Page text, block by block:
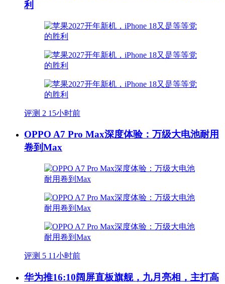
利
评测 2 15小时前
OPPO A7 Pro Max深度体验：万级大电池耐用
卷到Max
评测 5 11小时前
华为推16:10阔屏直板旗舰，九月亮相，主打高